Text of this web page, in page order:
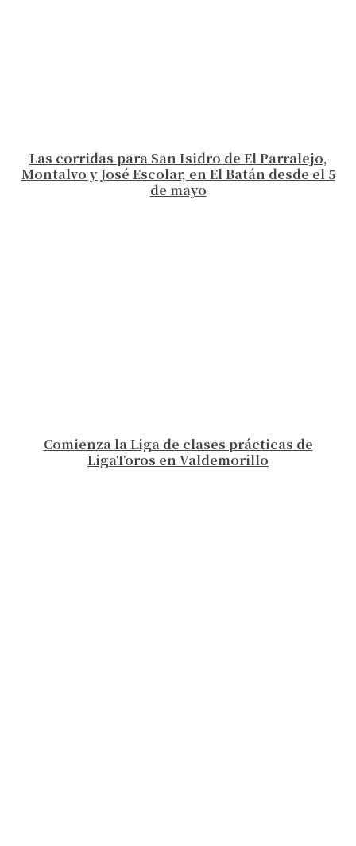
Las corridas para San Isidro de El Parralejo,
Montalvo y José Escolar, en El Batán desde el 5
de mayo
Comienza la Liga de clases prácticas de
LigaToros en Valdemorillo